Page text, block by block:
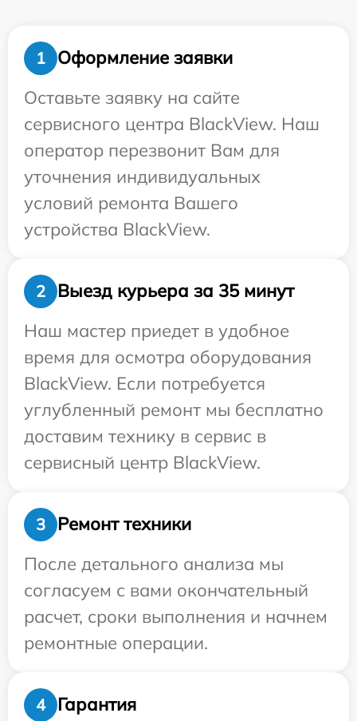
1
Оформление заявки
Оставьте заявку на сайте
сервисного центра BlackView. Наш
оператор перезвонит Вам для
уточнения индивидуальных
условий ремонта Вашего
устройства BlackView.
2
Выезд курьера за 35 минут
Наш мастер приедет в удобное
время для осмотра оборудования
BlackView. Если потребуется
углубленный ремонт мы бесплатно
доставим технику в сервис в
сервисный центр BlackView.
3
Ремонт техники
После детального анализа мы
согласуем с вами окончательный
расчет, сроки выполнения и начнем
ремонтные операции.
4 Гарантия